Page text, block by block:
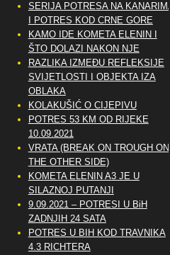
SERIJA POTRESA NA KANARIMA
I POTRES KOD CRNE GORE
KAMO IDE KOMETA ELENIN I
ŠTO DOLAZI NAKON NJE
RAZLIKA IZMEĐU REFLEKSIJE
SVIJETLOSTI I OBJEKTA IZA
OBLAKA
KOLAKUŠIĆ O CIJEPIVU
POTRES 53 KM OD RIJEKE
10.09.2021
VRATA (BREAK ON TROUGH ON
THE OTHER SIDE)
KOMETA ELENIN A3 JE U
SILAZNOJ PUTANJI
9.09.2021 – POTRESI U BiH
ZADNJIH 24 SATA
POTRES U BIH KOD TRAVNIKA
4.3 RICHTERA